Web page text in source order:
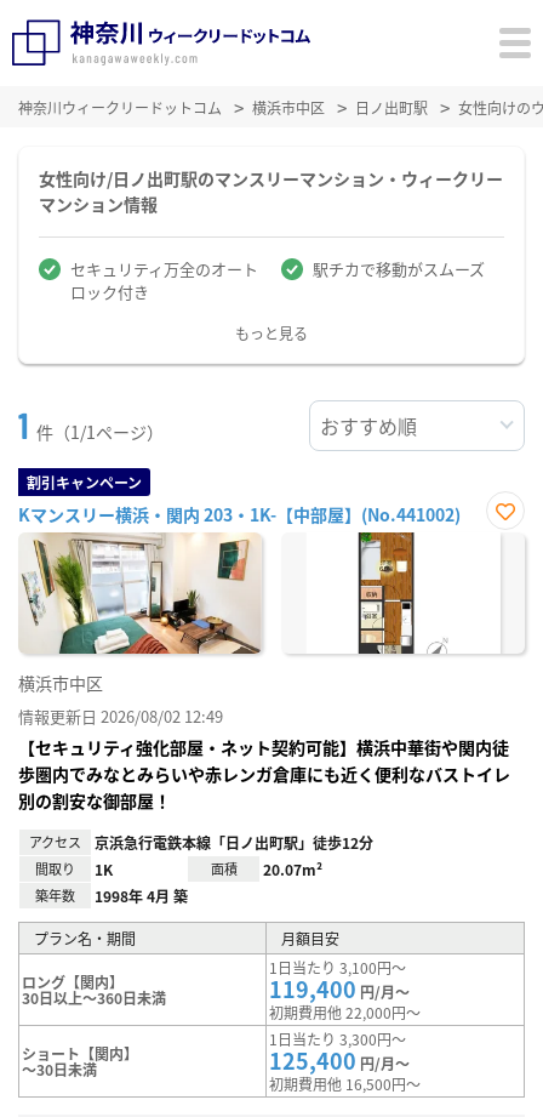
神奈川ウィークリードットコム 横浜市中区 日ノ出町駅 女性向けの
女性向け/日ノ出町駅のマンスリーマンション・ウィークリー
マンション情報
セキュリティ万全のオート
ロック付き
駅チカで移動がスムーズ
もっと見る
1 件（1/1ページ）
割引キャンペーン
Kマンスリー横浜・関内 203・1K-【中部屋】(No.441002)
お気
横浜市中区
情報更新日 2026/08/02 12:49
【セキュリティ強化部屋・ネット契約可能】横浜中華街や関内徒
歩圏内でみなとみらいや赤レンガ倉庫にも近く便利なバストイレ
別の割安な御部屋！
アクセス 京浜急行電鉄本線「日ノ出町駅」徒歩12分
間取り 1K 面積 20.07m²
築年数 1998年 4月 築
プラン名・期間 月額目安
ロング【関内】
30日以上～360日未満
1日当たり 3,100円～
119,400 円/月～
初期費用他 22,000円～
ショート【関内】
～30日未満
1日当たり 3,300円～
125,400 円/月～
初期費用他 16,500円～